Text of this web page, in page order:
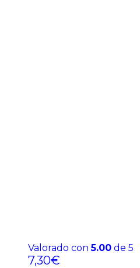
Valorado con5.00 de 5
7,30€